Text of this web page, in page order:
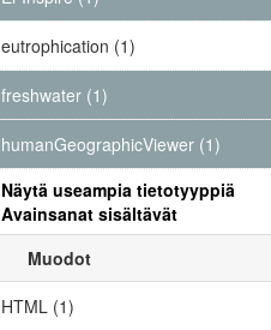
eutrophication (1)
freshwater (1)
humanGeographicViewer (1)
Näytä useampia tietotyyppiä
Avainsanat sisältävät
Muodot
HTML (1)